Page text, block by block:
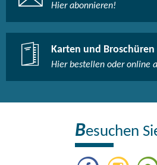
Hier abonnieren!
Karten und Broschüren
Hier bestellen oder online
Besuchen